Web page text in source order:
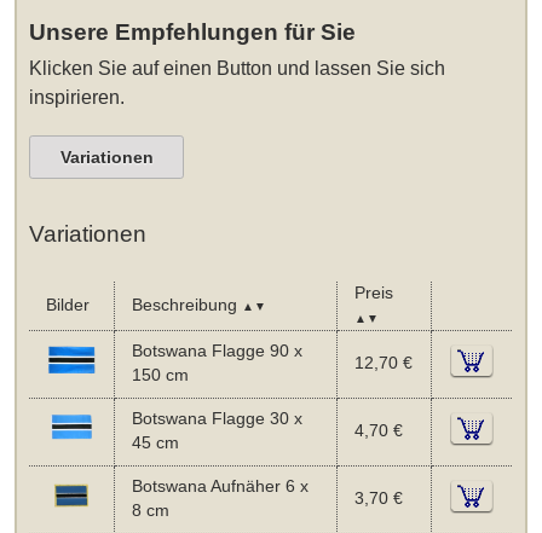
Unsere Empfehlungen für Sie
Klicken Sie auf einen Button und lassen Sie sich
inspirieren.
Variationen
Variationen
Bilder Beschreibung ▲▼
Preis
▲▼
Botswana Flagge 90 x
150 cm
12,70 €
Botswana Flagge 30 x
45 cm
4,70 €
Botswana Aufnäher 6 x
8 cm
3,70 €